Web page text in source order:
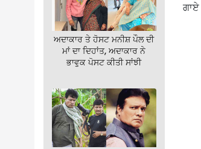
ਅਦਾਕਾਰ ਤੇ ਹੋਸਟ ਮਨੀਸ਼ ਪੌਲ ਦੀ
ਮਾਂ ਦਾ ਦਿਹਾਂਤ, ਅਦਾਕਾਰ ਨੇ
ਭਾਵੁਕ ਪੋਸਟ ਕੀਤੀ ਸਾਂਝੀ